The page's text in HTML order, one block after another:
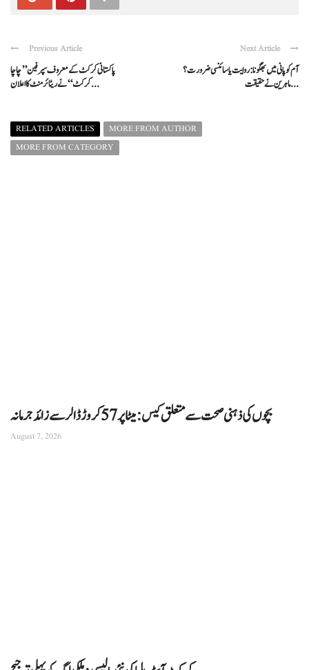
Previous Article
پاکستانی کرکٹ کے معروف سپر فین ’’چاچا
کرکٹ‘‘ نے ریٹائرمنٹ کا اعلان ...
Next Article
آم کو پانی میں بھگونا: روایت یا سائنسی ضرورت؟
ماہرین نے حقیقت ...
RELATED ARTICLES
MORE FROM AUTHOR
MORE FROM CATEGORY
بچوں کی ذہنی صحت سے متعلق کیس: میٹا پر 57 کروڑ ڈالر سے زائد جرمانہ
August 7, 2026